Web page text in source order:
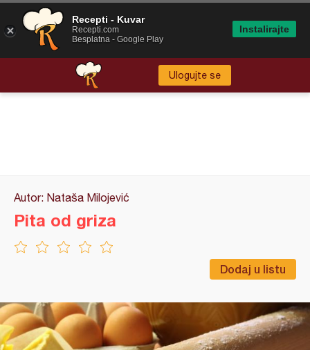
Ulogujte se
Autor: Nataša Milojević
Dodaj u listu
Pita od griza
Recepti - Kuvar
Recepti.com
Besplatna - Google Play
Instalirajte